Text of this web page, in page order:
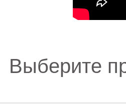
Выберите